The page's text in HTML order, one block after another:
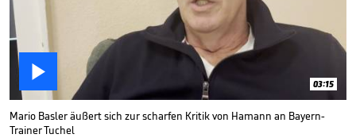
 03:15
Mario Basler äußert sich zur scharfen Kritik von Hamann an Bayern-
Trainer Tuchel